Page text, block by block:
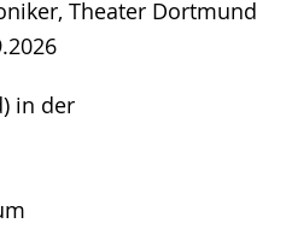
Theater Dortmund
in der